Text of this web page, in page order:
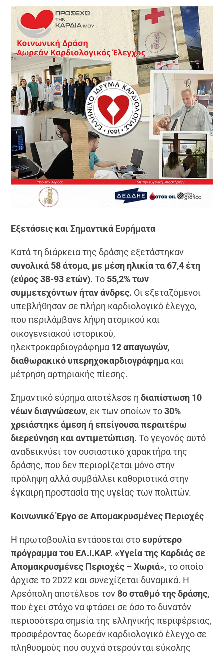
Εξετάσεις και Σημαντικά Ευρήματα
Κατά τη διάρκεια της δράσης εξετάστηκαν
συνολικά 58 άτομα, με μέση ηλικία τα 67,4 έτη
(εύρος 38-93 ετών). Το 55,2% των
συμμετεχόντων ήταν άνδρες. Οι εξεταζόμενοι
υπεβλήθησαν σε πλήρη καρδιολογικό έλεγχο,
που περιλάμβανε λήψη ατομικού και
οικογενειακού ιστορικού,
ηλεκτροκαρδιογράφημα 12 απαγωγών,
διαθωρακικό υπερηχοκαρδιογράφημα και
μέτρηση αρτηριακής πίεσης.
Σημαντικό εύρημα αποτέλεσε η διαπίστωση 10
νέων διαγνώσεων, εκ των οποίων το30%
χρειάστηκε άμεση ή επείγουσα περαιτέρω
διερεύνηση και αντιμετώπιση. Το γεγονός αυτό
αναδεικνύει τον ουσιαστικό χαρακτήρα της
δράσης, που δεν περιορίζεται μόνο στην
πρόληψη αλλά συμβάλλει καθοριστικά στην
έγκαιρη προστασία της υγείας των πολιτών.
Κοινωνικό Έργο σε Απομακρυσμένες Περιοχές
Η πρωτοβουλία εντάσσεται στο ευρύτερο
πρόγραμμα του ΕΛ.Ι.ΚΑΡ. «Υγεία της Καρδιάς σε
Απομακρυσμένες Περιοχές – Χωριά»,το οποίο
άρχισε το 2022 και συνεχίζεται δυναμικά. Η
Αρεόπολη αποτέλεσε τον8ο σταθμό της δράσης,
που έχει στόχο να φτάσει σε όσο το δυνατόν
περισσότερα σημεία της ελληνικής περιφέρειας,
προσφέροντας δωρεάν καρδιολογικό έλεγχο σε
πληθυσμούς που συχνά στερούνται εύκολης